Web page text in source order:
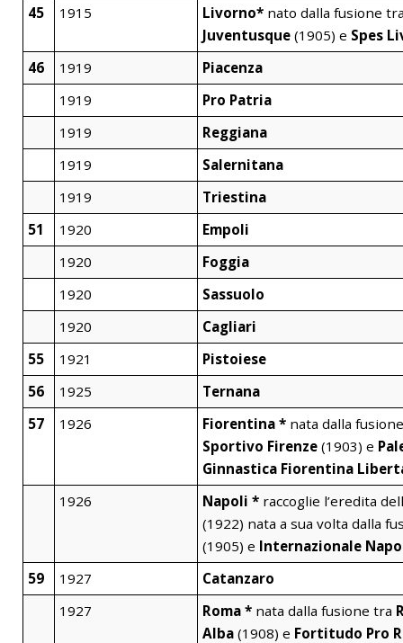
45
1915 Livorno* nato dalla fusione
Juventusque (1905) e Spes
46
1919
Piacenza
1919
Pro Patria
1919
Reggiana
1919
Salernitana
1919
Triestina
51
1920
Empoli
1920
Foggia
1920
Sassuolo
1920
Cagliari
55
1921
Pistoiese
56
1925
Ternana
57
1926 Fiorentina * nata dalla
Sportivo Firenze (1903) e
Ginnastica Fiorentina
1926
Napoli * raccoglie l’eredita
(1922) nata a sua volta dalla
(1905) e Internazionale
59
1927
Catanzaro
1927
Roma * nata dalla fusione tra
Alba (1908) e Fortitudo Pro